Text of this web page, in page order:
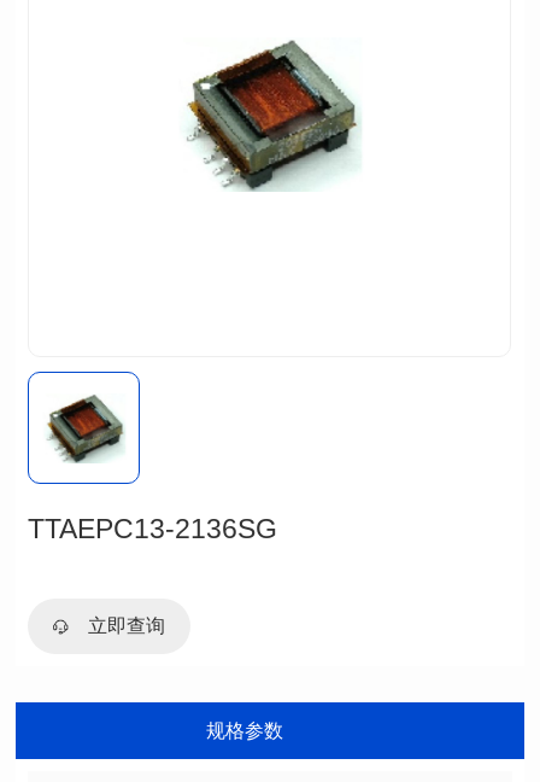
TTAEPC13-2136SG
立即查询
规格参数